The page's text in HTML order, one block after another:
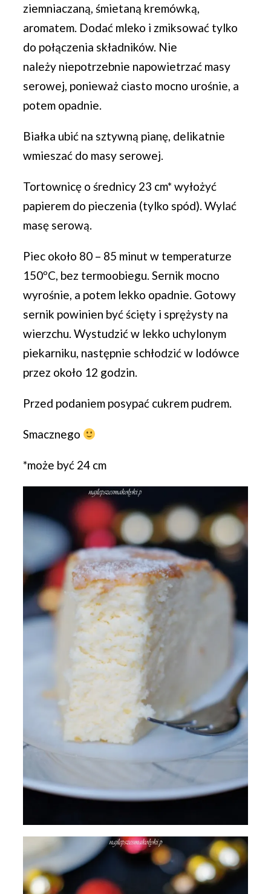
ziemniaczaną, śmietaną kremówką,
aromatem. Dodać mleko i zmiksować tylko
do połączenia składników. Nie
należy niepotrzebnie napowietrzać masy
serowej, ponieważ ciasto mocno urośnie, a
potem opadnie.
Białka ubić na sztywną pianę, delikatnie
wmieszać do masy serowej.
Tortownicę o średnicy 23 cm* wyłożyć
papierem do pieczenia (tylko spód). Wylać
masę serową.
Piec około 80 – 85 minut w temperaturze
150ºC, bez termoobiegu. Sernik mocno
wyrośnie, a potem lekko opadnie. Gotowy
sernik powinien być ścięty i sprężysty na
wierzchu. Wystudzić w lekko uchylonym
piekarniku, następnie schłodzić w lodówce
przez około 12 godzin.
Przed podaniem posypać cukrem pudrem.
Smacznego
*może być 24 cm